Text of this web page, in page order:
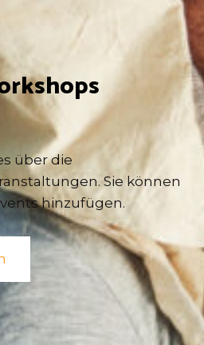
über die
Sie können
hinzufügen.